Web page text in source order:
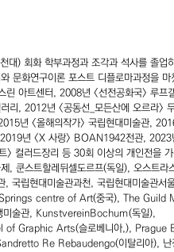
대) 회화 학부과정과 조각과 석사를 졸업
문화연구이론 포스트 디플로마과정을 마
린 아트센터, 2008년 <선전공화국> 루프
리, 2012년 <공동선_모든산에 오르라>
년 <올해의작가> 국립현대미술관,
2019년 <X 사랑> BOAN1942전관,
컬러드장리 등 30회 이상의 개인전을
, 쿤스트할레뒤셀도르프(독일), 오스트라
국립현대미술관과천, 국립현대미술관서
Springs centre of Art(중국), The Guild
미술관, KunstvereinBochum(독일),
Graphic Arts(슬로베니아,), Prague
Re Rebaudengo(이탈리아), 난